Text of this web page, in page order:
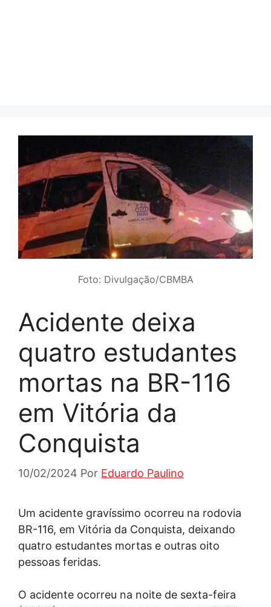
Foto: Divulgação/CBMBA
Acidente deixa
quatro estudantes
mortas na BR-116
em Vitória da
Conquista
10/02/2024 Por Eduardo Paulino
Um acidente gravíssimo ocorreu na rodovia
BR-116, em Vitória da Conquista, deixando
quatro estudantes mortas e outras oito
pessoas feridas.
O acidente ocorreu na noite de sexta-feira